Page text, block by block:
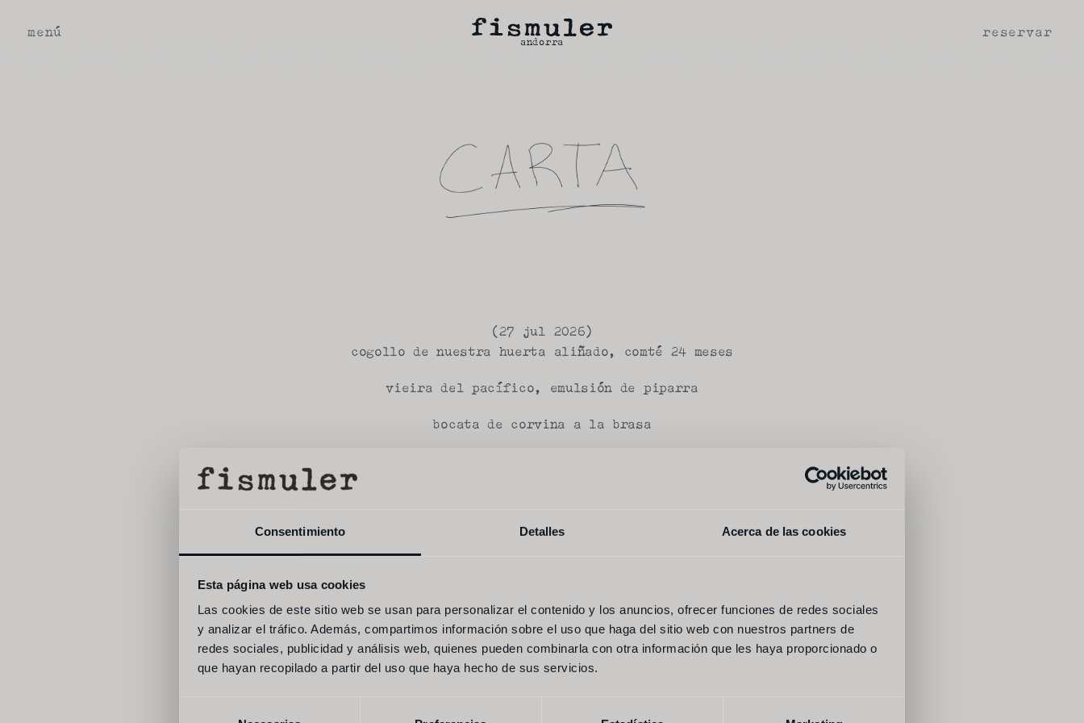
Consentimiento Detalles Acerca de las cookies
Esta página web usa cookies
Las cookies de este sitio web se usan para personalizar el contenido y los anuncios, ofrecer funciones de redes sociales
y analizar el tráfico. Además, compartimos información sobre el uso que haga del sitio web con nuestros partners de
redes sociales, publicidad y análisis web, quienes pueden combinarla con otra información que les haya proporcionado o
que hayan recopilado a partir del uso que haya hecho de sus servicios.
menú
andorra
reservar
(27 jul 2026)
cogollo de nuestra huerta aliñado, comté 24 meses
vieira del pacífico, emulsión de piparra
bocata de corvina a la brasa
hoja de shiso crujiente, kokotxa de bacalao escabechado
burrata, bresaola, melocotón a la brasa
dorada semicurada, almendra, uva tinta
laminado de atùn de almadraba, naranja sanguina, tamarillo de árbol